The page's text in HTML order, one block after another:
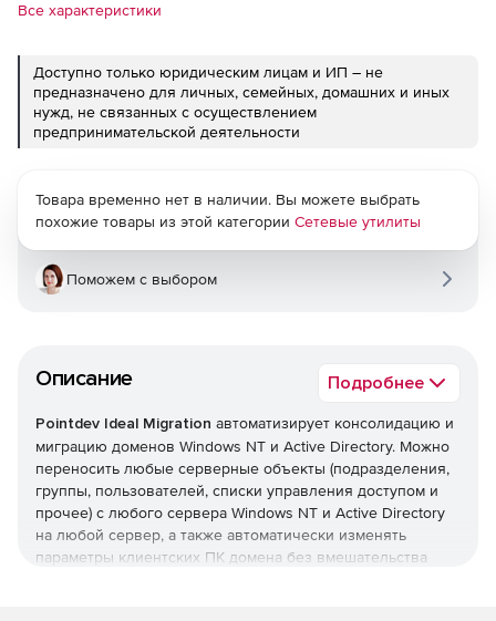
Все характеристики
Доступно только юридическим лицам и ИП – не
предназначено для личных, семейных, домашних и иных
нужд, не связанных с осуществлением
предпринимательской деятельности
Описание Подробнее
Pointdev Ideal Migration автоматизирует консолидацию и
миграцию доменов Windows NT и Active Directory. Можно
переносить любые серверные объекты (подразделения,
группы, пользователей, списки управления доступом и
прочее) с любого сервера Windows NT и Active Directory
на любой сервер, а также автоматически изменять
параметры клиентских ПК домена без вмешательства
Товара временно нет в наличии. Вы можете выбрать
похожие товары из этой категории Сетевые утилиты
Поможем с выбором